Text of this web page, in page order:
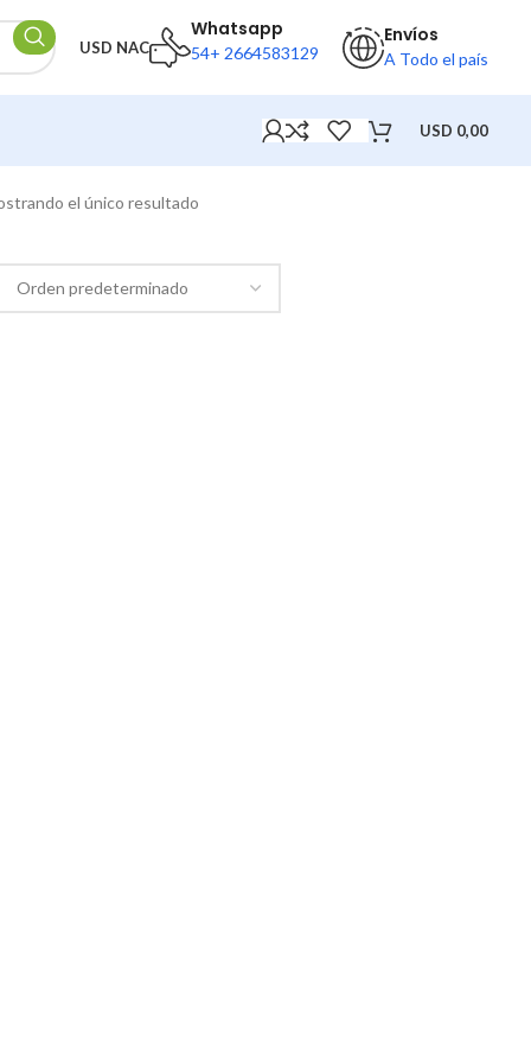
USD NAC
Whatsapp
54+ 2664583129
Envíos
A Todo el país
USD 0,00
el único resultado